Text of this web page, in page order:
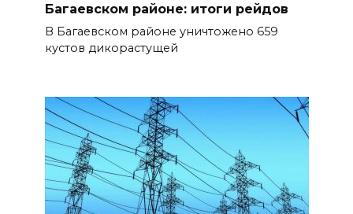
Багаевском районе: итоги рейдов
В Багаевском районе уничтожено 659
кустов дикорастущей